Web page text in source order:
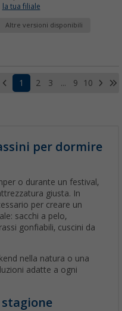
la tua filiale
Altre versioni disponibili
1 2 3 ... 9 10
per dormire
o durante un festival,
giusta. In
per creare un
sacchi a pelo,
gonfiabili, cuscini da
nella natura o una
adatte a ogni
stagione